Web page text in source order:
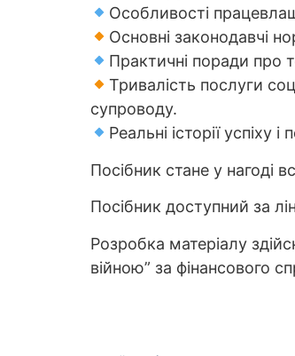
Особливості
Основні законодавчі
Практичні поради про
Тривалість послуги
супроводу.
Реальні історії успіху
Посібник стане у нагоді
Посібник доступний за
Розробка матеріалу
війною” за фінансового